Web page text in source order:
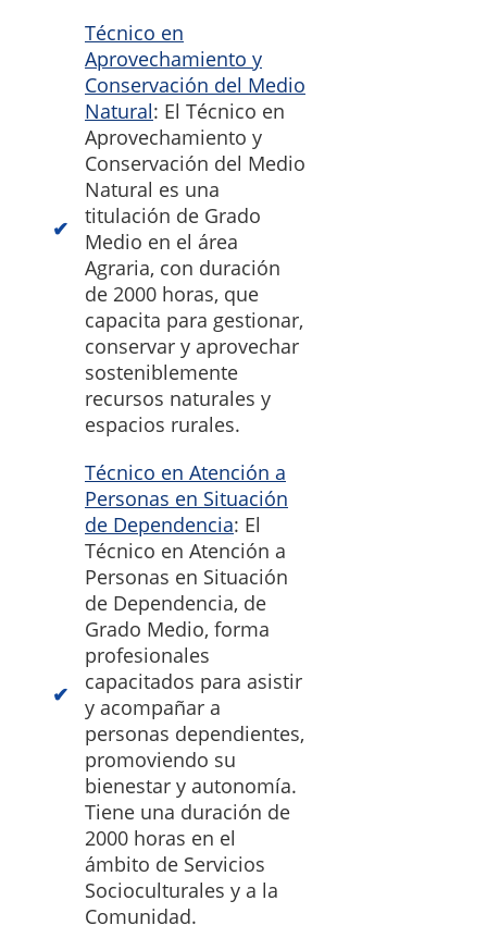
Técnico en
Aprovechamiento y
Conservación del Medio
Natural: El Técnico en
Aprovechamiento y
Conservación del Medio
Natural es una
titulación de Grado
Medio en el área
Agraria, con duración
de 2000 horas, que
capacita para gestionar,
conservar y aprovechar
sosteniblemente
recursos naturales y
espacios rurales.
Técnico en Atención a
Personas en Situación
de Dependencia: El
Técnico en Atención a
Personas en Situación
de Dependencia, de
Grado Medio, forma
profesionales
capacitados para asistir
y acompañar a
personas dependientes,
promoviendo su
bienestar y autonomía.
Tiene una duración de
2000 horas en el
ámbito de Servicios
Socioculturales y a la
Comunidad.